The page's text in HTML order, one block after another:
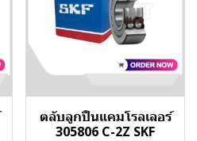
ตลับลูกปืนแคมโรลเลอร์
305806 C-2Z SKF